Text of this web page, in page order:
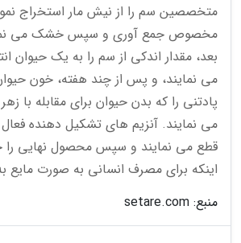
متخصصین سم را از نیش مار استخراج
مخصوص جمع آوری و سپس خشک می
بعد، مقدار اندکی از سم را به یک حیوان
می نمایند، و پس از چند هفته، خون
پادتنی را که بدن حیوان برای مقابله با
می نمایند. آنزیم های تشکیل دهنده فعال
قطع می نمایند و سپس محصول نهایی را
اینکه برای مصرف انسانی به صورت مایع
منبع: setare.com